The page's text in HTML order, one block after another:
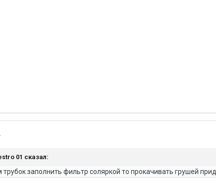
01 сказал:
заполнить фильтр соляркой то прокачивать грушей